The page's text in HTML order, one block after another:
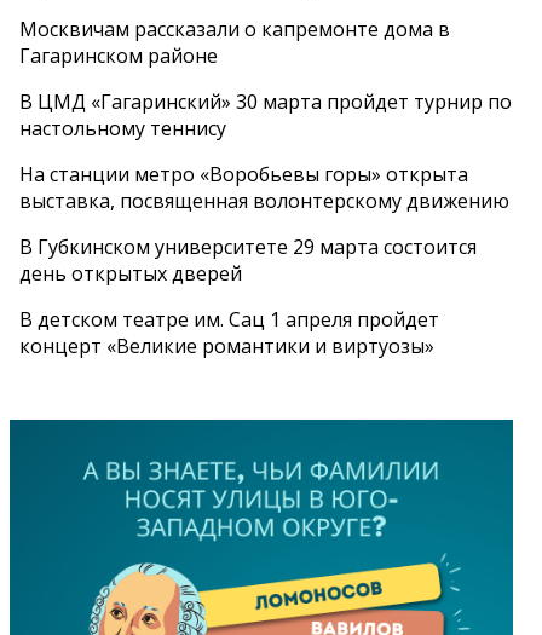
Москвичам рассказали о капремонте дома в
Гагаринском районе
В ЦМД «Гагаринский» 30 марта пройдет турнир по
настольному теннису
На станции метро «Воробьевы горы» открыта
выставка, посвященная волонтерскому движению
В Губкинском университете 29 марта состоится
день открытых дверей
В детском театре им. Сац 1 апреля пройдет
концерт «Великие романтики и виртуозы»